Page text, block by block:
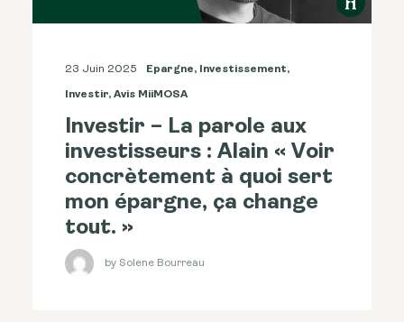
23 Juin 2025 Epargne, Investissement,
Investir, Avis MiiMOSA
Investir – La parole aux
investisseurs : Alain « Voir
concrètement à quoi sert
mon épargne, ça change
tout. »
by Solene Bourreau